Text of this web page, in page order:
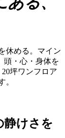
休める。マイン
頭・心・身体を
坪ワンフロア
。
静けさを